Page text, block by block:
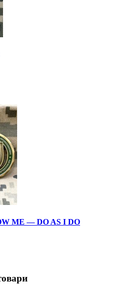
ME — DO AS I DO